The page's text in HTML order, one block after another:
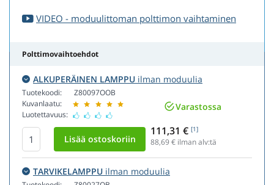
VIDEO - moduulittoman polttimon vaihtaminen
Polttimovaihtoehdot
ALKUPERÄINEN LAMPPU ilman moduulia
Tuotekoodi:
Kuvanlaatu:
Luotettavuus:
Z80097OOB
Varastossa
111,31 € [1]
88,69€ ilman alv:tä
TARVIKELAMPPU ilman moduulia